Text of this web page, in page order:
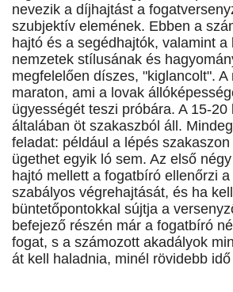
nevezik a díjhajtást a
szubjektív elemének. Ebben a
hajtó és a segédhajtók, valamint a
nemzetek stílusának és
megfelelően díszes, "kiglancolt". A
maraton, ami a lovak
ügyességét teszi próbára. A 15-
általában öt szakaszból áll.
feladat: például a lépés
ügethet egyik ló sem. Az első
hajtó mellett a fogatbíró ellenőrzi
szabályos végrehajtását, és ha
büntetőpontokkal sújtja a
befejező részén már a fogatbíró
fogat, s a számozott akadályok
át kell haladnia, minél rövidebb